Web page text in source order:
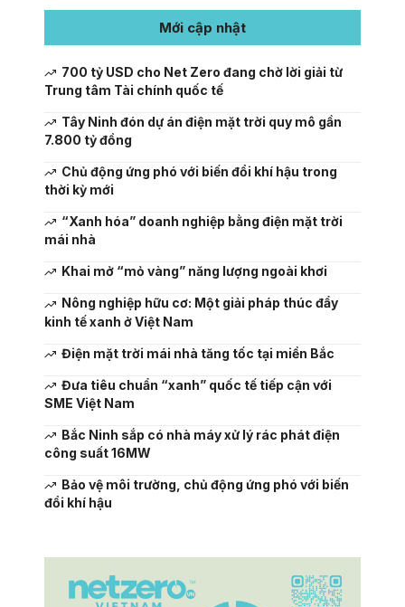
Mới cập nhật
700 tỷ USD cho Net Zero đang chờ lời giải từ
Trung tâm Tài chính quốc tế
Tây Ninh đón dự án điện mặt trời quy mô gần
7.800 tỷ đồng
Chủ động ứng phó với biến đổi khí hậu trong
thời kỳ mới
“Xanh hóa” doanh nghiệp bằng điện mặt trời
mái nhà
Khai mở “mỏ vàng” năng lượng ngoài khơi
Nông nghiệp hữu cơ: Một giải pháp thúc đẩy
kinh tế xanh ở Việt Nam
Điện mặt trời mái nhà tăng tốc tại miền Bắc
Đưa tiêu chuẩn “xanh” quốc tế tiếp cận với
SME Việt Nam
Bắc Ninh sắp có nhà máy xử lý rác phát điện
công suất 16MW
Bảo vệ môi trường, chủ động ứng phó với biến
đổi khí hậu